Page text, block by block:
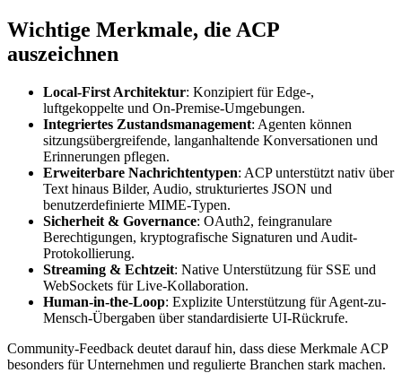
Wichtige Merkmale, die ACP
auszeichnen
Local-First Architektur: Konzipiert für Edge-,
luftgekoppelte und On-Premise-Umgebungen.
Integriertes Zustandsmanagement: Agenten können
sitzungsübergreifende, langanhaltende Konversationen und
Erinnerungen pflegen.
Erweiterbare Nachrichtentypen: ACP unterstützt nativ über
Text hinaus Bilder, Audio, strukturiertes JSON und
benutzerdefinierte MIME-Typen.
Sicherheit & Governance: OAuth2, feingranulare
Berechtigungen, kryptografische Signaturen und Audit-
Protokollierung.
Streaming & Echtzeit: Native Unterstützung für SSE und
WebSockets für Live-Kollaboration.
Human-in-the-Loop: Explizite Unterstützung für Agent-zu-
Mensch-Übergaben über standardisierte UI-Rückrufe.
Community-Feedback deutet darauf hin, dass diese Merkmale ACP
besonders für Unternehmen und regulierte Branchen stark machen.